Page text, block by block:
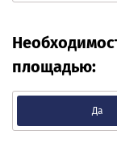
площадью:
Да